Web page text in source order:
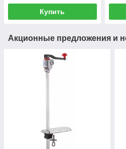
Купить
Акционные предложения и